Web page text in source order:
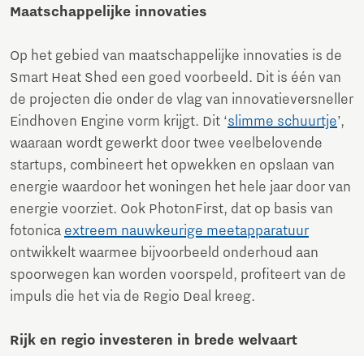
Maatschappelijke innovaties
Op het gebied van maatschappelijke innovaties is de
Smart Heat Shed een goed voorbeeld. Dit is één van
de projecten die onder de vlag van innovatieversneller
Eindhoven Engine vorm krijgt. Dit ‘slimme schuurtje’,
waaraan wordt gewerkt door twee veelbelovende
startups, combineert het opwekken en opslaan van
energie waardoor het woningen het hele jaar door van
energie voorziet. Ook PhotonFirst, dat op basis van
fotonica extreem nauwkeurige meetapparatuur
ontwikkelt waarmee bijvoorbeeld onderhoud aan
spoorwegen kan worden voorspeld, profiteert van de
impuls die het via de Regio Deal kreeg.
Rijk en regio investeren in brede welvaart